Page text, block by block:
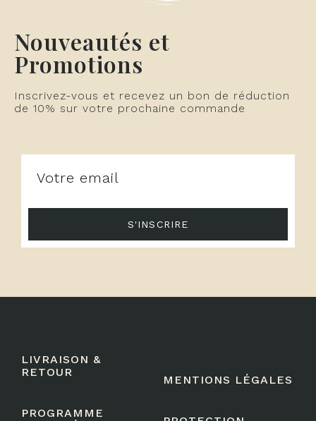
Nouveautés et
Promotions
Inscrivez-vous et recevez un bon de réduction
de 10% sur votre prochaine commande
S'INSCRIRE
LIVRAISON &
RETOUR
PROGRAMME
MENTIONS LÉGALES